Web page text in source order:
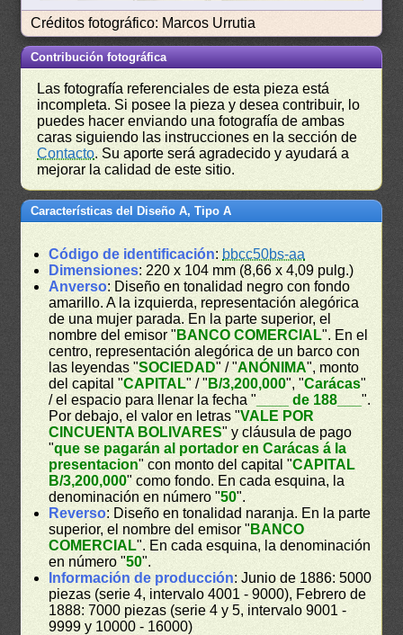
Créditos fotográfico: Marcos Urrutia
Contribución fotográfica
Las fotografía referenciales de esta pieza está
incompleta. Si posee la pieza y desea contribuir, lo
puedes hacer enviando una fotografía de ambas
caras siguiendo las instrucciones en la sección de
Contacto. Su aporte será agradecido y ayudará a
mejorar la calidad de este sitio.
Características del Diseño A, Tipo A
Código de identificación: bbcc50bs-aa
Dimensiones: 220 x 104 mm (8,66 x 4,09 pulg.)
Anverso: Diseño en tonalidad negro con fondo
amarillo. A la izquierda, representación alegórica
de una mujer parada. En la parte superior, el
nombre del emisor " BANCO COMERCIAL". En el
centro, representación alegórica de un barco con
las leyendas "SOCIEDAD" / "ANÓNIMA", monto
del capital "CAPITAL" / " B/3,200,000", "Carácas"
/ el espacio para llenar la fecha " ____ de 188___".
Por debajo, el valor en letras "VALE POR
CINCUENTA BOLIVARES" y cláusula de pago
"que se pagarán al portador en Carácas á la
presentacion" con monto del capital "CAPITAL
B/3,200,000" como fondo. En cada esquina, la
denominación en número "50".
Reverso: Diseño en tonalidad naranja. En la parte
superior, el nombre del emisor " BANCO
COMERCIAL". En cada esquina, la denominación
en número "50".
Información de producción: Junio de 1886: 5000
piezas (serie 4, intervalo 4001 - 9000), Febrero de
1888: 7000 piezas (serie 4 y 5, intervalo 9001 -
9999 y 10000 - 16000)